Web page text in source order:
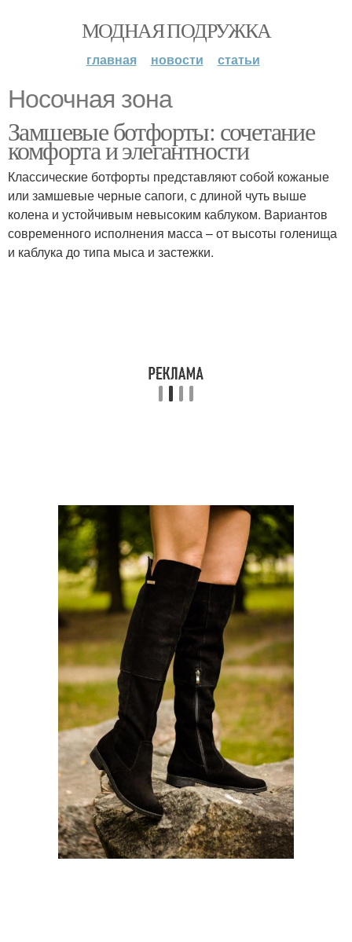
МОДНАЯ ПОДРУЖКА
главная новости статьи
Носочная зона
Замшевые ботфорты: сочетание
комфорта и элегантности
Классические ботфорты представляют собой кожаные
или замшевые черные сапоги, с длиной чуть выше
колена и устойчивым невысоким каблуком. Вариантов
современного исполнения масса – от высоты голенища
и каблука до типа мыса и застежки.